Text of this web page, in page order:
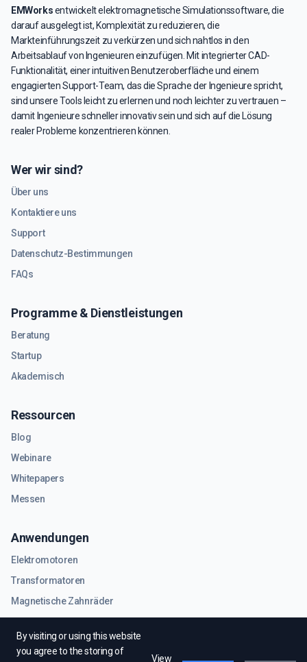
By visiting or using this website
you agree to the storing of
View
EMWorksentwickelt elektromagnetische Simulationssoftware, die
darauf ausgelegt ist, Komplexität zu reduzieren, die
Markteinführungszeit zu verkürzen und sich nahtlos in den
Arbeitsablauf von Ingenieuren einzufügen. Mit integrierter CAD-
Funktionalität, einer intuitiven Benutzeroberfläche und einem
engagierten Support-Team, das die Sprache der Ingenieure spricht,
sind unsere Tools leicht zu erlernen und noch leichter zu vertrauen –
damit Ingenieure schneller innovativ sein und sich auf die Lösung
realer Probleme konzentrieren können.
Wer wir sind?
Über uns
Kontaktiere uns
Support
Datenschutz-Bestimmungen
FAQs
Programme & Dienstleistungen
Beratung
Startup
Akademisch
Ressourcen
Blog
Webinare
Whitepapers
Messen
Anwendungen
Elektromotoren
Transformatoren
Magnetische Zahnräder